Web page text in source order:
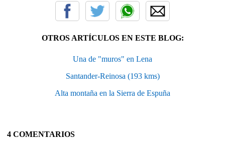
OTROS ARTÍCULOS EN ESTE BLOG:
Una de "muros" en Lena
Santander-Reinosa (193 kms)
Alta montaña en la Sierra de Espuña
4 COMENTARIOS